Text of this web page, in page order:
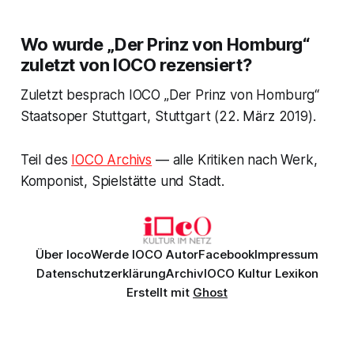
Wo wurde „Der Prinz von Homburg“
zuletzt von IOCO rezensiert?
Zuletzt besprach IOCO „Der Prinz von Homburg“
Staatsoper Stuttgart, Stuttgart (22. März 2019).
Teil des IOCO Archivs — alle Kritiken nach Werk,
Komponist, Spielstätte und Stadt.
Über IocoWerde IOCO AutorFacebookImpressum
DatenschutzerklärungArchivIOCO Kultur Lexikon
Erstellt mit Ghost